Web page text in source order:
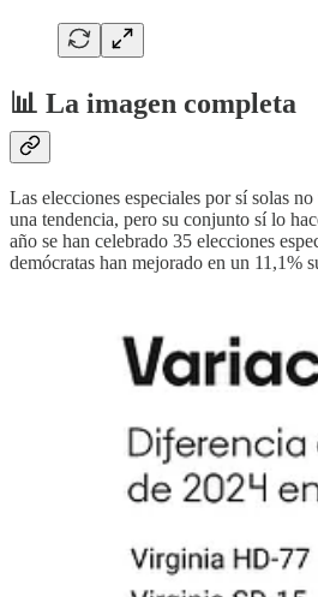
📊 La imagen completa
Las elecciones especiales por sí solas
una tendencia, pero su conjunto sí lo
año se han celebrado 35 elecciones
demócratas han mejorado en un 11,1%